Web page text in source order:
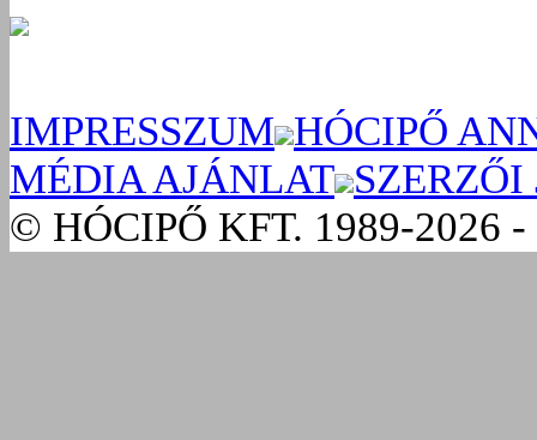
IMPRESSZUM HÓCIPŐ
MÉDIA AJÁNLAT SZERZŐI
© HÓCIPŐ KFT. 1989-2026